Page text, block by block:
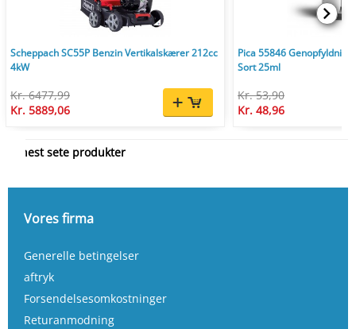
Scheppach SC55P Benzin Vertikalskærer 212cc
4kW
Kr. 6477,99
Kr. 5889,06
Pica 55846
Sort 25ml
Kr. 53,90
Kr. 48,96
Senest sete produkter
Vores firma
Generelle betingelser
aftryk
Forsendelsesomkostninger
Returanmodning